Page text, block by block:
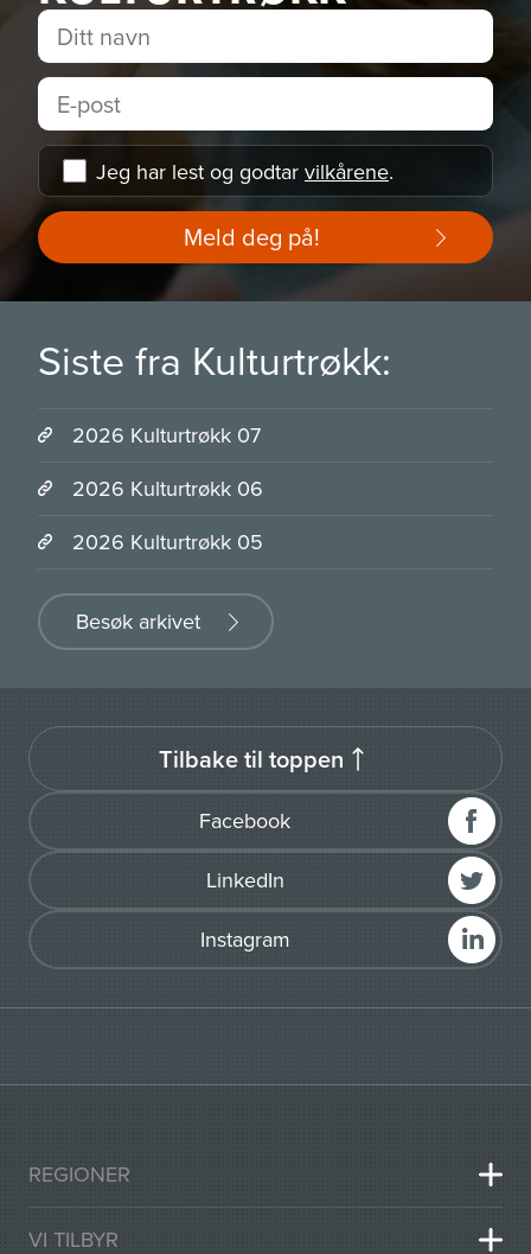
Jeg har lest og godtar vilkårene.
Meld deg på!
Siste fra Kulturtrøkk:
2026 Kulturtrøkk 07
2026 Kulturtrøkk 06
2026 Kulturtrøkk 05
Besøk arkivet
Facebook
LinkedIn
Instagram
Tilbake til toppen
REGIONER
VI TILBYR